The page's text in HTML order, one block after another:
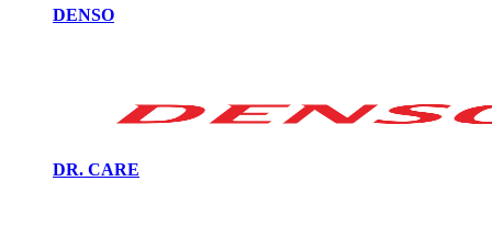
DENSO
DR. CARE